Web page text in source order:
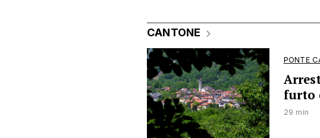
CANTONE
PONTE
furto
29 min